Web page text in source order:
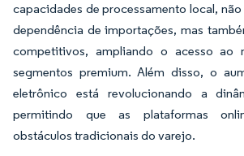
capacidades de processamento local,
dependência de importações, mas
competitivos, ampliando o acesso ao
segmentos premium. Além disso, o
eletrônico está revolucionando a
permitindo que as plataformas
obstáculos tradicionais do varejo.